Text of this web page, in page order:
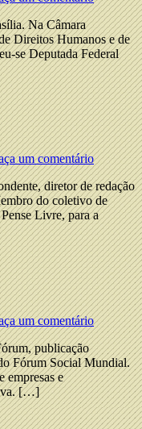
Na Câmara
Direitos Humanos e de
se Deputada Federal
um comentário
diretor de redação
do coletivo de
Livre, para a
um comentário
publicação
Fórum Social Mundial.
empresas e
[…]